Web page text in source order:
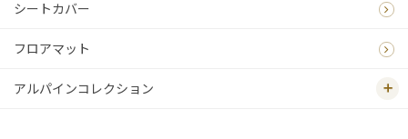
シートカバー
フロアマット
アルパインコレクション